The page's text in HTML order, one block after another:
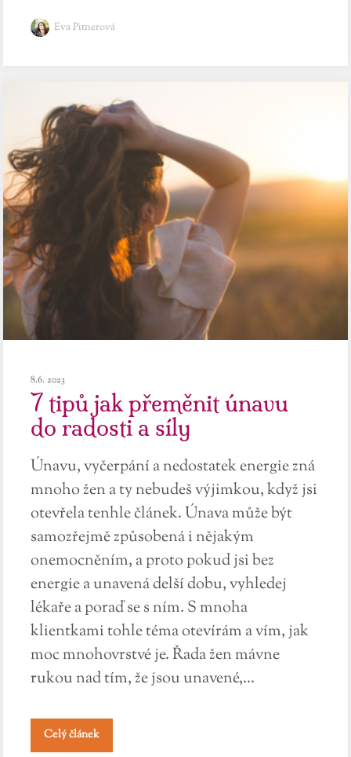
Eva Pitnerová
8.6. 2023
7 tipů jak přeměnit únavu
do radosti a síly
Únavu, vyčerpání a nedostatek energie zná
mnoho žen a ty nebudeš výjimkou, když jsi
otevřela tenhle článek. Únava může být
samozřejmě způsobená i nějakým
onemocněním, a proto pokud jsi bez
energie a unavená delší dobu, vyhledej
lékaře a poraď se s ním. S mnoha
klientkami tohle téma otevírám a vím, jak
moc mnohovrstvé je. Řada žen mávne
rukou nad tím, že jsou unavené,...
Celý článek